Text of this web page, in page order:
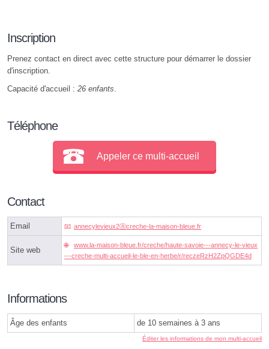
Inscription
Prenez contact en direct avec cette structure pour démarrer le dossier
d'inscription.
Capacité d'accueil : 26 enfants.
Téléphone
Appeler ce multi-accueil
Contact
Email annecylevieux2ⓐcreche-la-maison-bleue.fr
Site web
www.la-maison-bleue.fr/creche/haute-savoie---annecy-le-vieux
---creche-multi-accueil-le-ble-en-herbe/r/reczeRzH2ZpQGDE4d
Informations
Âge des enfants de 10 semaines à 3 ans
Éditer les informations de mon multi-accueil